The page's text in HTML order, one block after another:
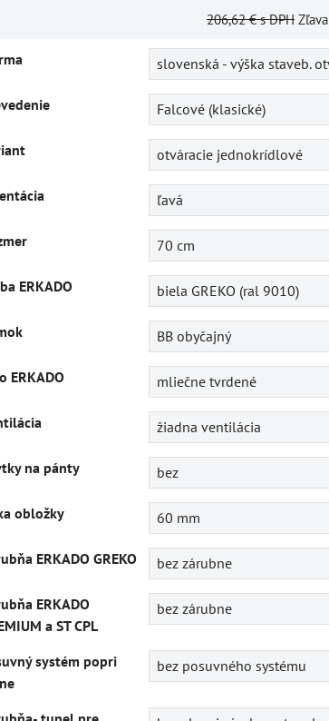
206,62 € s DPH Zľava
Falcové (klasické)
otváracie jednokrídlové
ľavá
70 cm
ERKADO biela GREKO (ral 9010)
BB obyčajný
ERKADO mliečne tvrdené
žiadna ventilácia
na pánty bez
obložky 60 mm
ERKADO GREKO bez zárubne
ERKADO
a ST CPL
bez zárubne
systém popri
bez posuvného systému